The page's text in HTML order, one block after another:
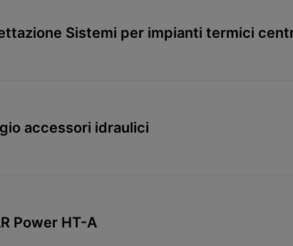
Sistemi per impianti termici
accessori idraulici
Power HT-A